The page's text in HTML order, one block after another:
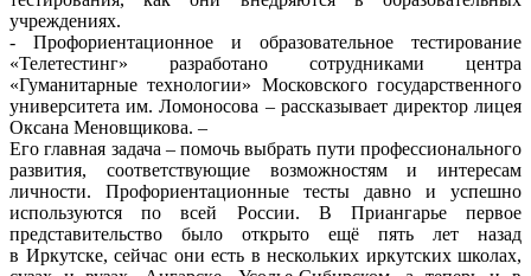
учреждениях.
- Профориентационное и образовательное тестирование
«Телетестинг» разработано сотрудниками центра
«Гуманитарные технологии» Московского государственного
университета им. Ломоносова – рассказывает директор лицея
Оксана Меновщикова. –
Его главная задача – помочь выбрать пути профессионального
развития, соответствующие возможностям и интересам
личности. Профориентационные тесты давно и успешно
используются по всей России. В Приангарье первое
представительство было открыто ещё пять лет назад
в Иркутске, сейчас они есть в нескольких иркутских школах,